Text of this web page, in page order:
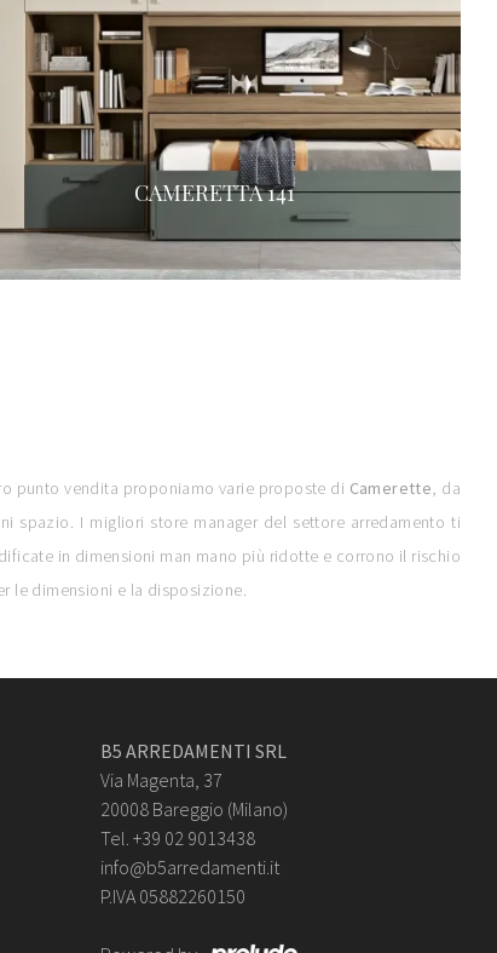
CAMERETTA 141
punto vendita proponiamo varie proposte di Camerette, da
spazio. I migliori store manager del settore arredamento ti
in dimensioni man mano più ridotte e corrono il rischio
le dimensioni e la disposizione.
B5 ARREDAMENTI SRL
Via Magenta, 37
20008 Bareggio (Milano)
Tel. +39 02 9013438
info@b5arredamenti.it
P.IVA 05882260150